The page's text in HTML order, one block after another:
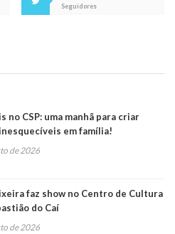
Seguidores
no CSP: uma manhã para criar
em família!
de 2026
faz show no Centro de Cultura
do Caí
de 2026